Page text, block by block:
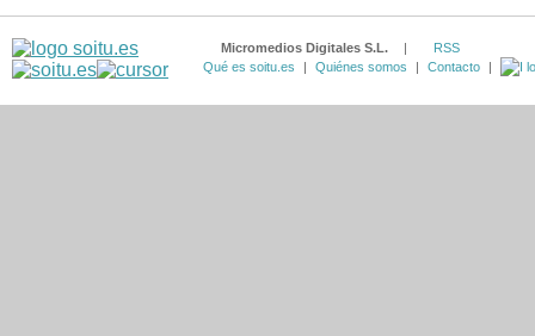
Micromedios Digitales S.L. |
RSS
Qué es soitu.es
| Quiénes somos | Contacto |